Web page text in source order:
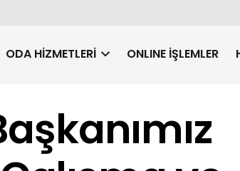
ODA HIZMETLERI ONLINE İŞLEMLER